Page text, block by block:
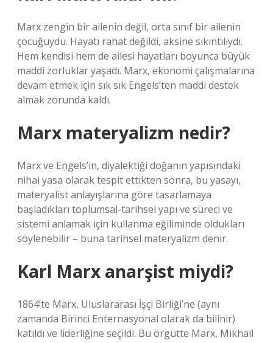
Marx zengin bir ailenin değil, orta sınıf bir ailenin
çocuğuydu. Hayatı rahat değildi, aksine sıkıntılıydı.
Hem kendisi hem de ailesi hayatları boyunca büyük
maddi zorluklar yaşadı. Marx, ekonomi çalışmalarına
devam etmek için sık sık Engels’ten maddi destek
almak zorunda kaldı.
Marx materyalizm nedir?
Marx ve Engels’in, diyalektiği doğanın yapısındaki
nihai yasa olarak tespit ettikten sonra, bu yasayı,
materyalist anlayışlarına göre tasarlamaya
başladıkları toplumsal-tarihsel yapı ve süreci ve
sistemi anlamak için kullanma eğiliminde oldukları
söylenebilir – buna tarihsel materyalizm denir.
Karl Marx anarşist miydi?
1864’te Marx, Uluslararası İşçi Birliği’ne (aynı
zamanda Birinci Enternasyonal olarak da bilinir)
katıldı ve liderliğine seçildi. Bu örgütte Marx, Mikhail